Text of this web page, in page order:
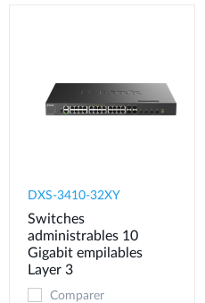
DXS-3410-32XY
Switches
administrables 10
Gigabit empilables
Layer 3
Comparer